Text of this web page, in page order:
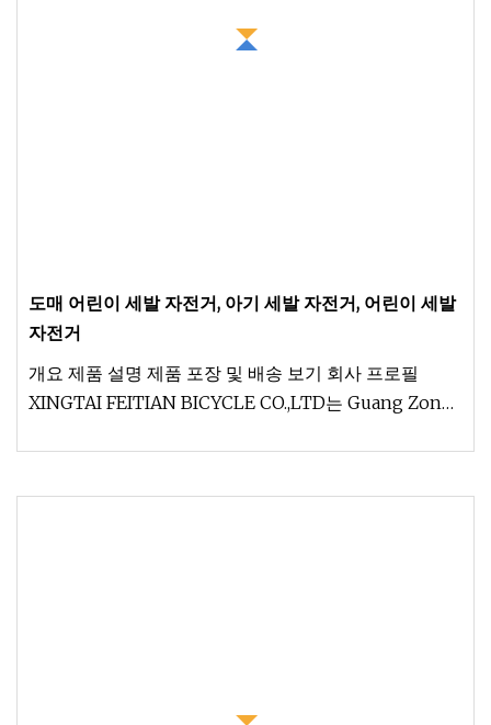
도매 어린이 세발 자전거, 아기 세발 자전거, 어린이 세발
자전거
개요 제품 설명 제품 포장 및 배송 보기 회사 프로필
XINGTAI FEITIAN BICYCLE CO.,LTD는 Guang Zong